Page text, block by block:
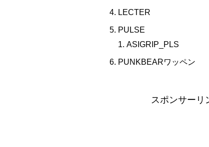
LECTER
PULSE
ASIGRIP_PLS
PUNKBEARワッペン
スポンサーリ